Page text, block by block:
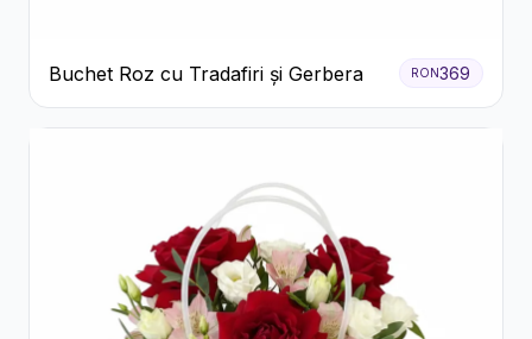
Buchet Roz cu Tradafiri și Gerbera RON369